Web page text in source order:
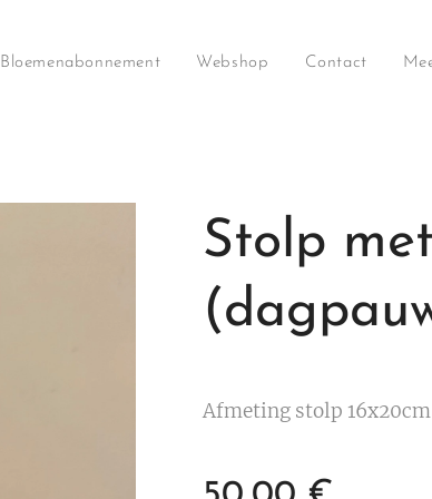
Bloemenabonnement Webshop Contact
Stolp
Afmeting stolp 16x20cm